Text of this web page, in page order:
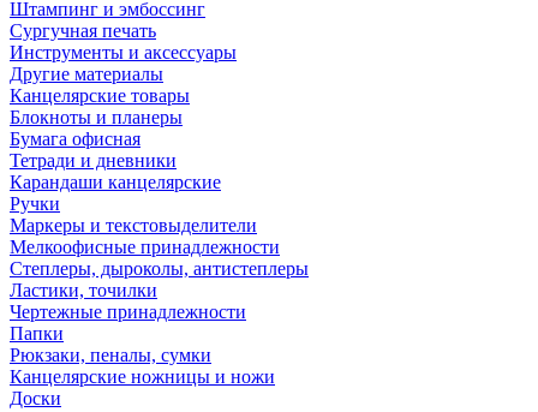
Штампинг и эмбоссинг
Сургучная печать
Инструменты и аксессуары
Другие материалы
Канцелярские товары
Блокноты и планеры
Бумага офисная
Тетради и дневники
Карандаши канцелярские
Ручки
Маркеры и текстовыделители
Мелкоофисные принадлежности
Степлеры, дыроколы, антистеплеры
Ластики, точилки
Чертежные принадлежности
Папки
Рюкзаки, пеналы, сумки
Канцелярские ножницы и ножи
Доски